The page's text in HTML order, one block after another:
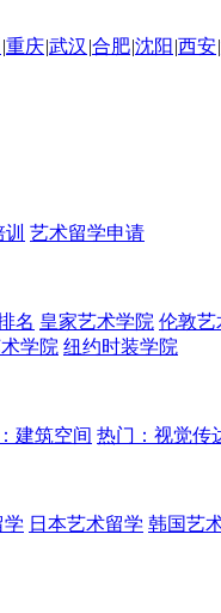
|重庆|武汉 |合肥|沈阳 |西安|
艺术留学申请
名 皇家艺术学院 伦敦艺
学院 纽约时装学院
建筑空间 热门：视觉传
学 日本艺术留学 韩国艺